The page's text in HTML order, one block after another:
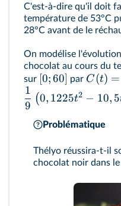
C'est-à-dire qu'il doit
température de 53°C
28°C avant de le
On modélise
chocolat au cours du
sur [0;60] par C(t) =
9
1
(0, 1225t2 − 10, 5
Problématique
Thélyo réussira-t-il
chocolat noir dans